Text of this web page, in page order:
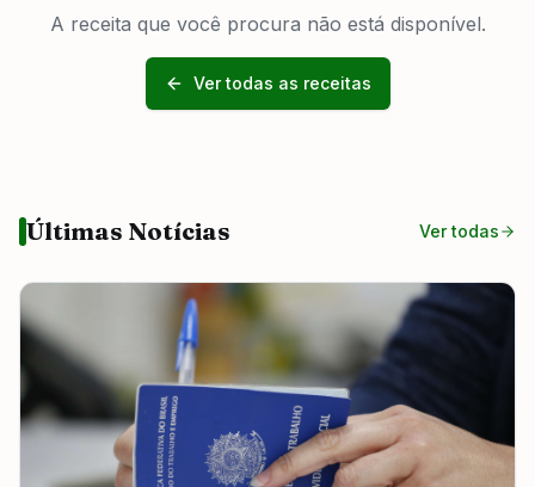
A receita que você procura não está disponível.
Ver todas as receitas
Últimas Notícias Ver todas